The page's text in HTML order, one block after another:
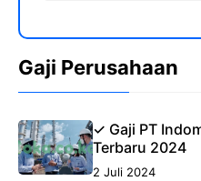
Gaji Perusahaan
✓ Gaji PT
Terbaru 2024
2 Juli 2024